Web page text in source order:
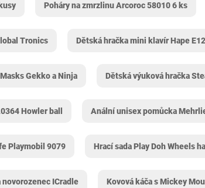
Poháry na zmrzlinu Arcoroc 58010 6 ks
Tronics Dětská hračka mini klavír Hape
Gekko a Ninja Dětská výuková hračka
Howler ball Anální unisex pomůcka
Playmobil 9079 Hrací sada Play Doh Wheels
ICradle Kovová káča s Mickey